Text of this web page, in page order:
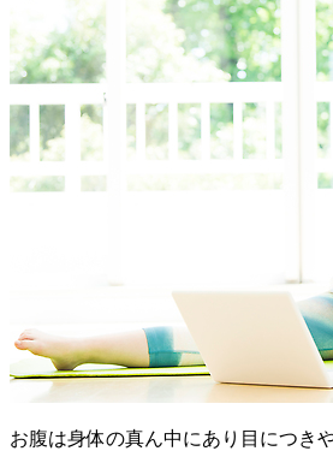
お腹は身体の真ん中にあり目につき